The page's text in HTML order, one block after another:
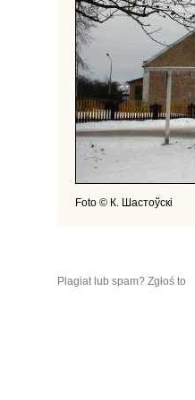
Foto © К. Шастоўскі
Plagiat lub spam? Zgłoś to